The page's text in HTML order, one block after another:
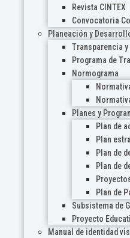
Revista CINTEX
Convocatoria
Planeación y
Transparencia
Programa de
Normograma
Planes y
Plan de
Plan
Plan de
Plan de
Plan de
Subsistema de
Proyecto
Manual de identidad